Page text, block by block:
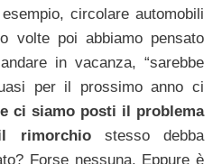
circolare automobili
volte poi abbiamo pensato
in vacanza, “sarebbe
per il prossimo anno ci
ci siamo posti il problema
rimorchiostesso debba
Forse nessuna. Eppure è